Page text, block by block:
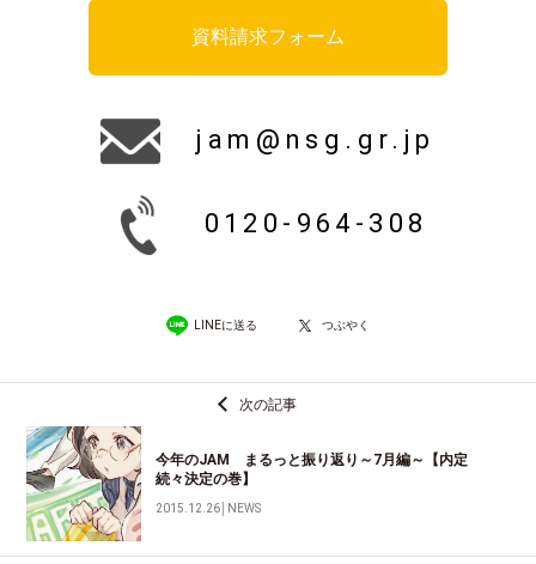
資料請求フォーム
jam@nsg.gr.jp
0120-964-308
LINEに送る つぶやく
次の記事
今年のJAM まるっと振り返り～7月編～【内定
続々決定の巻】
2015.12.26 NEWS